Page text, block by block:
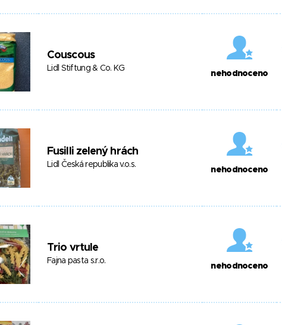
Couscous
Lidl Stiftung & Co. KG
nehodnoceno
Fusilli zelený hrách
Lidl Česká republika v.o.s.
nehodnoceno
Trio vrtule
Fajna pasta s.r.o.
nehodnoceno